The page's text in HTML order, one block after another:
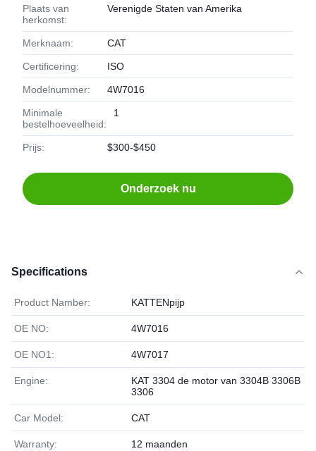
Plaats van
herkomst:
Verenigde Staten van Amerika
Merknaam: CAT
Certificering: ISO
Modelnummer: 4W7016
Minimale
bestelhoeveelheid:
1
Prijs: $300-$450
Onderzoek nu
Specifications
Product Namber: KATTENpijp
OE NO: 4W7016
OE NO1: 4W7017
Engine:
KAT 3304 de motor van 3304B 3306B
3306
Car Model: CAT
Warranty: 12 maanden